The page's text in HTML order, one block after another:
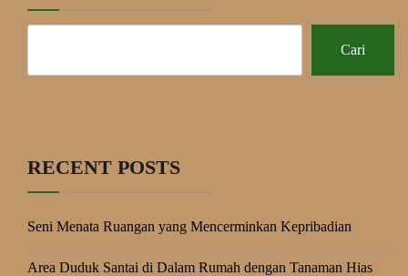
Cari
RECENT POSTS
Seni Menata Ruangan yang Mencerminkan Kepribadian
Area Duduk Santai di Dalam Rumah dengan Tanaman Hias